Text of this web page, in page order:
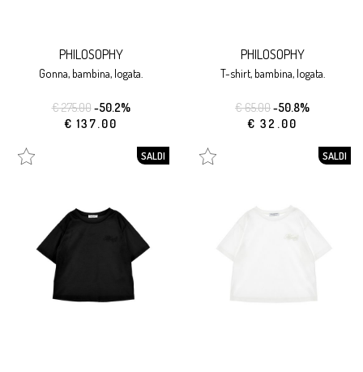
PHILOSOPHY
gonna, bambina, logata.
€ 275.00-50.2%
€ 137.00
PHILOSOPHY
t-shirt, bambina, logata.
€ 65.00-50.8%
€ 32.00
SALDI SALDI